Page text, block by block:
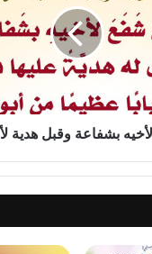
بشفاعة وقبل هدية